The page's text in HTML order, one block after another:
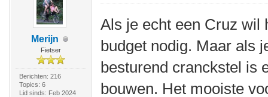
Merijn
Fietser
Berichten: 216
Topics: 6
Lid sinds: Feb 2024
Als je echt een Cruz wil
budget nodig. Maar als
besturend cranckstel is
bouwen. Het mooiste